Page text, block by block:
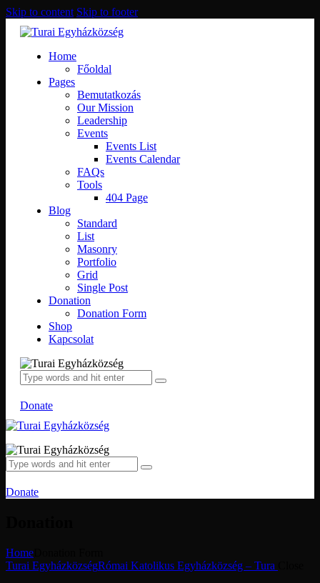
Skip to content Skip to footer
Home
Főoldal
Pages
Bemutatkozás
Our Mission
Leadership
Events
Events List
Events Calendar
FAQs
Tools
404 Page
Blog
Standard
List
Masonry
Portfolio
Grid
Single Post
Donation
Donation Form
Shop
Kapcsolat
Donate
Donate
Home
Turai EgyházközségRómai Katolikus Egyházközség – Tura